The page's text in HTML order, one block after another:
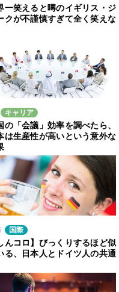
一笑えると噂のイギリス・ジ
クが不謹慎すぎて全く笑えな
キャリア
の「会議」効率を調べたら、
は生産性が高いという意外な
国際
んコロ】びっくりするほど似
る、日本人とドイツ人の共通